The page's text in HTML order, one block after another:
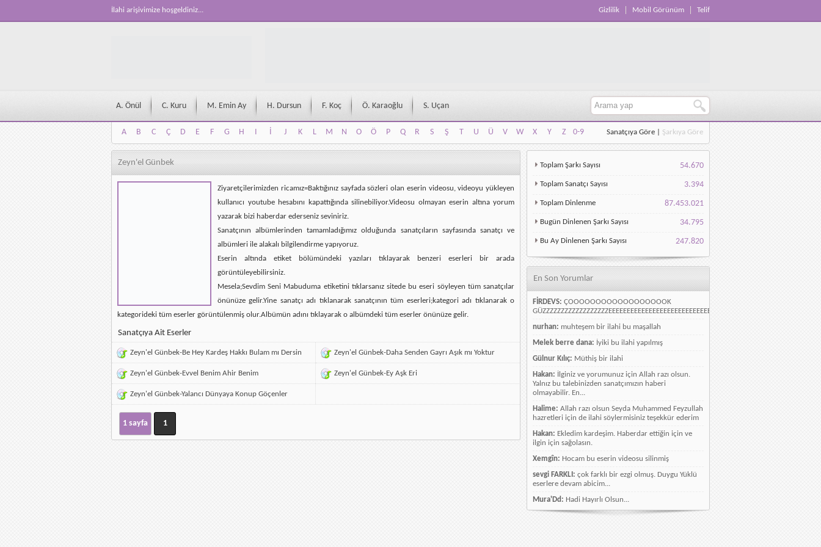
İlahi arişivimize hoşgeldiniz... Gizlilik Mobil Görünüm Telif
A. Önül C. Kuru M. Emin Ay H. Dursun F. Koç Ö. Karaoğlu S. Uçan
A B C Ç D E F G H I İ J K L M N O Ö P Q R S Ş T U Ü V W X Y Z
0-9
A
B C Ç D E F G H I İ J K L M N O Ö P Q R S Ş T U Ü V W X Y Z 0-9
Sanatçıya Göre Şarkıya Göre
Zeyn'el Günbek
Ziyaretçilerimizden ricamız=Baktığınız sayfada sözleri olan eserin videosu, videoyu yükleyen
kullanıcı youtube hesabını kapattığında silinebiliyor.Videosu olmayan eserin altına yorum
yazarak bizi haberdar ederseniz seviniriz.
Sanatçının albümlerinden tamamladığımız olduğunda sanatçıların sayfasında sanatçı ve
albümleri ile alakalı bilgilendirme yapıyoruz.
Eserin altında etiket bölümündeki yazıları tıklayarak benzeri eserleri bir arada
görüntüleyebilirsiniz.
Mesela;Sevdim Seni Mabuduma etiketini tıklarsanız sitede bu eseri söyleyen tüm sanatçılar
önünüze gelir.Yine sanatçı adı tıklanarak sanatçının tüm eserleri;kategori adı tıklanarak o
kategorideki tüm eserler görüntülenmiş olur.Albümün adını tıklayarak o albümdeki tüm eserler önünüze gelir.
Sanatçıya Ait Eserler
Zeyn'el Günbek-Be Hey Kardeş Hakkı Bulam mı Dersin Zeyn'el Günbek-Daha Senden Gayrı Aşık mı Yoktur
Zeyn'el Günbek-Evvel Benim Ahir Benim Zeyn'el Günbek-Ey Aşk Eri
Zeyn'el Günbek-Yalancı Dünyaya Konup Göçenler
1 sayfa 1
Toplam Şarkı Sayısı 54.670
Toplam Sanatçı Sayısı 3.394
Toplam Dinlenme 87.453.021
Bugün Dinlenen Şarkı Sayısı 34.795
Bu Ay Dinlenen Şarkı Sayısı 247.820
En Son Yorumlar
FİRDEVS: ÇOOOOOOOOOOOOOOOOOOK
GÜZZZZZZZZZZZZZZZZZZEEEEEEEEEEEEEEEEEEEEEEEEEEEEELLLLLLLLLLLLLLLLLLLLLLLL
nurhan: muhteşem bir ilahi bu maşallah
Melek berre dana: İyiki bu ilahi yapılmış
Gülnur Kılıç: Müthiş bir ilahi
Hakan: İlginiz ve yorumunuz için Allah razı olsun.
Yalnız bu talebinizden sanatçımızın haberi
olmayabilir. En...
Halime: Allah razı olsun Seyda Muhammed Feyzullah
hazretleri için de ilahi söylermisiniz teşekkür ederim
Hakan: Ekledim kardeşim. Haberdar ettiğin için ve
ilgin için sağolasın.
Xemgîn: Hocam bu eserin videosu silinmiş
sevgi FARKLI: çok farklı bir ezgi olmuş. Duygu Yüklü
eserlere devam abicim...
Mura'Dd: Hadi Hayırlı Olsun...